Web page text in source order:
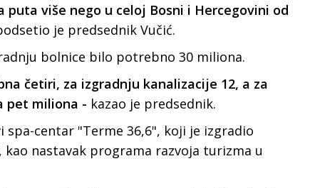
puta više nego u celoj Bosni i Hercegovini od
je predsednik Vučić.
bolnice bilo potrebno 30 miliona.
četiri, za izgradnju kanalizacije 12, a za
pet miliona - kazao je predsednik.
spa-centar "Terme 36,6", koji je izgradio
nastavak programa razvoja turizma u